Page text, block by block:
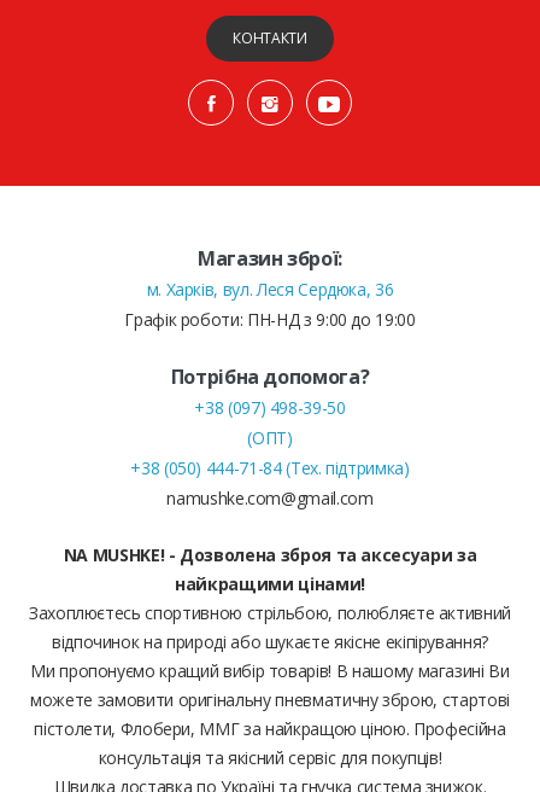
КОНТАКТИ
Магазин зброї:
м. Харків, вул. Леся Сердюка, 36
Графік роботи: ПН-НД з 9:00 до 19:00
Потрібна допомога?
+38 (097) 498-39-50
(ОПТ)
+38 (050) 444-71-84 (Тех. підтримка)
namushke.com@gmail.com
NA MUSHKE! - Дозволена зброя та аксесуари за
найкращими цінами!
Захоплюєтесь спортивною стрільбою, полюбляєте активний
відпочинок на природі або шукаєте якісне екіпірування?
Ми пропонуємо кращий вибір товарів! В нашому магазині Ви
можете замовити оригінальну пневматичну зброю, стартові
пістолети, Флобери, ММГ за найкращою ціною. Професійна
консультація та якісний сервіс для покупців!
Швидка доставка по Україні та гнучка система знижок.